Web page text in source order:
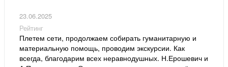
23.06.2025
Рейтинг
Плетем сети, продолжаем собирать гуманитарную и
материальную помощь, проводим экскурсии. Как
всегда, благодарим всех неравнодушных. Н.Ерошевич и